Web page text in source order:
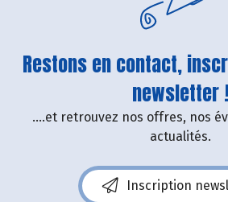
Restons en contact,
newsletter !
....et retrouvez nos offres, nos
actualités.
Inscription